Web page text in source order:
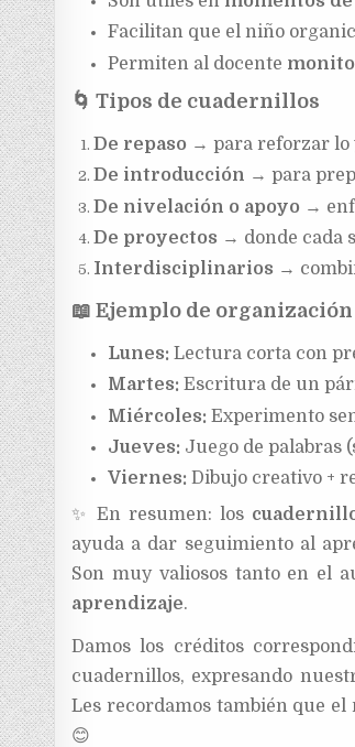
Facilitan que el niño
Permiten al docente
🌀 Tipos de cuadernillos
De repaso → para reforzar lo
De introducción → para
De nivelación o apoyo →
De proyectos → donde cada
Interdisciplinarios →
📖 Ejemplo de
Lunes: Lectura corta con
Martes: Escritura de un
Miércoles: Experimento
Jueves: Juego de palabras
Viernes: Dibujo creativo +
✨
En resumen: los
ayuda a dar seguimiento al
Son muy valiosos tanto en el
aprendizaje.
Damos los créditos
cuadernillos, expresando
Les recordamos también que el
😊